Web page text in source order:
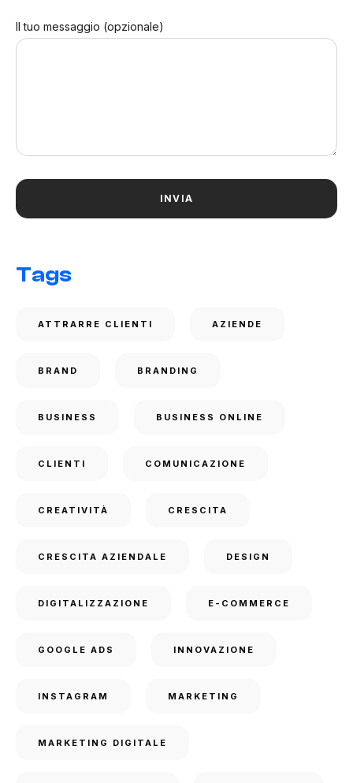
Il tuo messaggio (opzionale)
Tags
ATTRARRE CLIENTI AZIENDE
BRAND BRANDING
BUSINESS BUSINESS ONLINE
CLIENTI COMUNICAZIONE
CREATIVITÀ CRESCITA
CRESCITA AZIENDALE DESIGN
DIGITALIZZAZIONE E-COMMERCE
GOOGLE ADS INNOVAZIONE
INSTAGRAM MARKETING
MARKETING DIGITALE